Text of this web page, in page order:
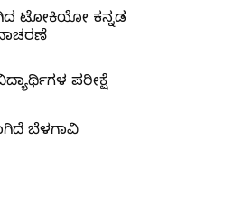
ಟೋಕಿಯೋ ಕನ್ನಡ
ಪರೀಕ್ಷೆ
ಬೆಳಗಾವಿ